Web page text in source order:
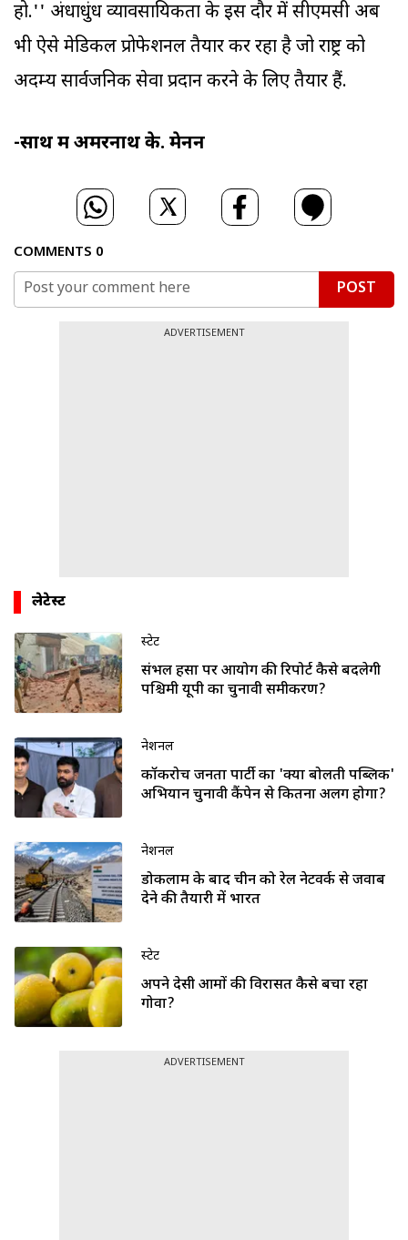
हो.'' अंधाधुंध व्यावसायिकता के इस दौर में सीएमसी अब
भी ऐसे मेडिकल प्रोफेशनल तैयार कर रहा है जो राष्ट्र को
अदम्य सार्वजनिक सेवा प्रदान करने के लिए तैयार हैं.
-साथ में अमरनाथ के. मेनन
COMMENTS 0
POST
ADVERTISEMENT
लेटेस्ट
स्टेट
संभल हिंसा पर आयोग की रिपोर्ट कैसे बदलेगी
पश्चिमी यूपी का चुनावी समीकरण?
नेशनल
कॉकरोच जनता पार्टी का 'क्या बोलती पब्लिक'
अभियान चुनावी कैंपेन से कितना अलग होगा?
नेशनल
डोकलाम के बाद चीन को रेल नेटवर्क से जवाब
देने की तैयारी में भारत
स्टेट
अपने देसी आमों की विरासत कैसे बचा रहा
गोवा?
ADVERTISEMENT